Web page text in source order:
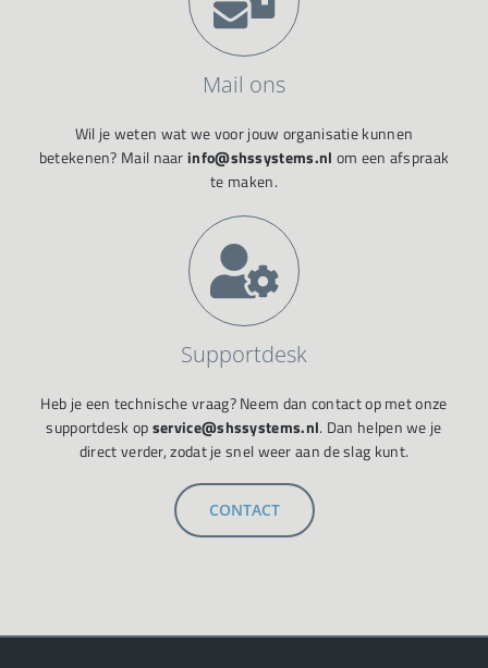
Mail ons
Wil je weten wat we voor jouw organisatie kunnen
betekenen? Mail naar info@shssystems.nl om een afspraak
te maken.
Supportdesk
Heb je een technische vraag? Neem dan contact op met onze
supportdesk opservice@shssystems.nl. Dan helpen we je
direct verder, zodat je snel weer aan de slag kunt.
CONTACT